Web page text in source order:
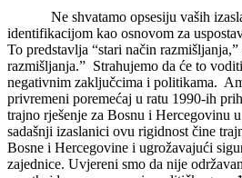
Ne shvatamo opsesiju vaših
identifikacijom kao osnovom za
To predstavlja “stari način
razmišljanja.” Strahujemo da će to
negativnim zaključcima i politikama.
privremeni poremećaj u ratu 1990-ih
trajno rješenje za Bosnu i Hercegovinu
sadašnji izaslanici ovu rigidnost čine
Bosne i Hercegovine i ugrožavajući
zajednice. Uvjereni smo da nije